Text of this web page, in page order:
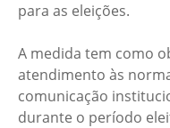
para as eleições.
A medida tem como
atendimento às
comunicação
durante o período